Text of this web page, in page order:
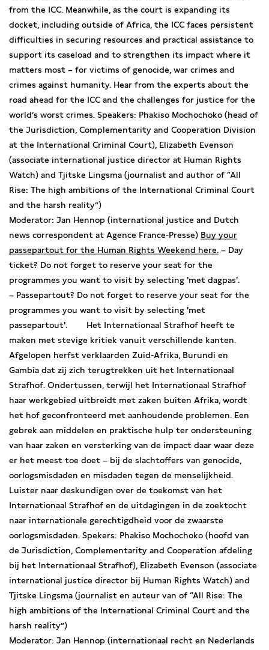
from the ICC. Meanwhile, as the court is expanding its
docket, including outside of Africa, the ICC faces persistent
difficulties in securing resources and practical assistance to
support its caseload and to strengthen its impact where it
matters most – for victims of genocide, war crimes and
crimes against humanity. Hear from the experts about the
road ahead for the ICC and the challenges for justice for the
world’s worst crimes. Speakers: Phakiso Mochochoko (head of
the Jurisdiction, Complementarity and Cooperation Division
at the International Criminal Court), Elizabeth Evenson
(associate international justice director at Human Rights
Watch) and Tjitske Lingsma (journalist and author of “All
Rise: The high ambitions of the International Criminal Court
and the harsh reality”)
Moderator: Jan Hennop (international justice and Dutch
news correspondent at Agence France-Presse) Buy your
passepartout for the Human Rights Weekend here. – Day
ticket? Do not forget to reserve your seat for the
programmes you want to visit by selecting 'met dagpas'.
– Passepartout? Do not forget to reserve your seat for the
programmes you want to visit by selecting 'met
passepartout'. Het Internationaal Strafhof heeft te
maken met stevige kritiek vanuit verschillende kanten.
Afgelopen herfst verklaarden Zuid-Afrika, Burundi en
Gambia dat zij zich terugtrekken uit het Internationaal
Strafhof. Ondertussen, terwijl het Internationaal Strafhof
haar werkgebied uitbreidt met zaken buiten Afrika, wordt
het hof geconfronteerd met aanhoudende problemen. Een
gebrek aan middelen en praktische hulp ter ondersteuning
van haar zaken en versterking van de impact daar waar deze
er het meest toe doet – bij de slachtoffers van genocide,
oorlogsmisdaden en misdaden tegen de menselijkheid.
Luister naar deskundigen over de toekomst van het
Internationaal Strafhof en de uitdagingen in de zoektocht
naar internationale gerechtigdheid voor de zwaarste
oorlogsmisdaden. Spekers: Phakiso Mochochoko (hoofd van
de Jurisdiction, Complementarity and Cooperation afdeling
bij het Internationaal Strafhof), Elizabeth Evenson (associate
international justice director bij Human Rights Watch) and
Tjitske Lingsma (journalist en auteur van of “All Rise: The
high ambitions of the International Criminal Court and the
harsh reality”)
Moderator: Jan Hennop (internationaal recht en Nederlands